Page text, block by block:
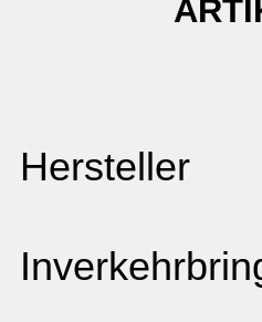
Hersteller